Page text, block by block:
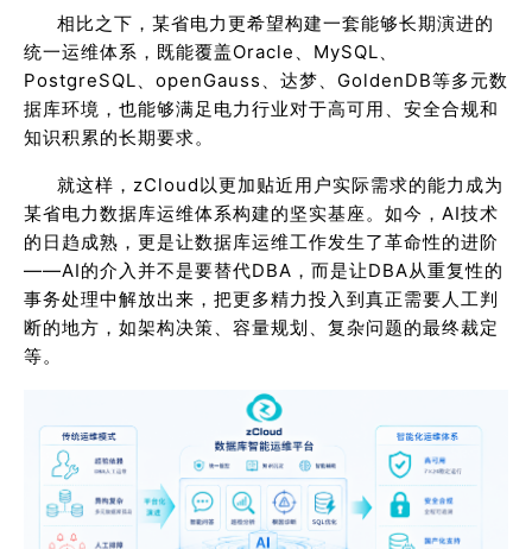
相比之下，某省电力更希望构建一套能够长期演进的
统一运维体系，既能覆盖Oracle、MySQL、
PostgreSQL、openGauss、达梦、GoldenDB等多元数
据库环境，也能够满足电力行业对于高可用、安全合规和
知识积累的长期要求。
就这样，zCloud以更加贴近用户实际需求的能力成为
某省电力数据库运维体系构建的坚实基座。如今，AI技术
的日趋成熟，更是让数据库运维工作发生了革命性的进阶
——AI的介入并不是要替代DBA，而是让DBA从重复性的
事务处理中解放出来，把更多精力投入到真正需要人工判
断的地方，如架构决策、容量规划、复杂问题的最终裁定
等。